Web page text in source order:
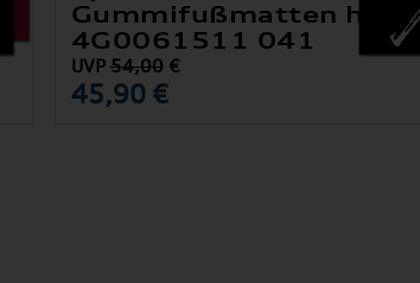
Gummifußmatten
4G0061511 041
UVP 54,00€
45,90 €